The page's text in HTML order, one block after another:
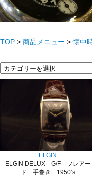
TOP > 商品メニュー >懐中
ELGIN
ELGIN DELUX G/F フレアー
ド 手巻き 1950’s